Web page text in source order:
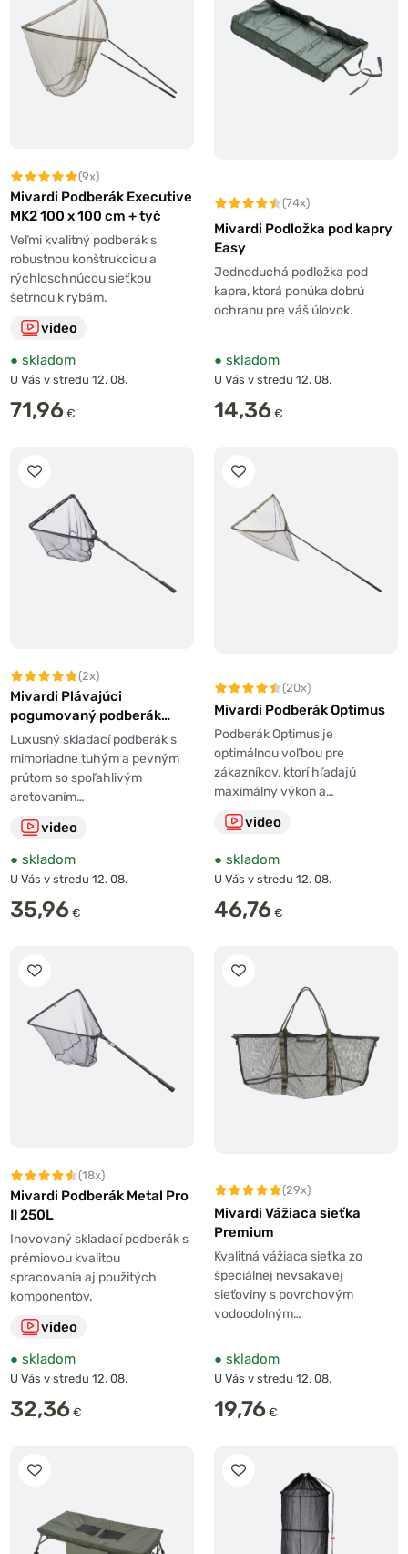
(9x)
Mivardi Podberák Executive
MK2 100 x 100 cm + tyč
Veľmi kvalitný podberák s
robustnou konštrukciou a
rýchloschnúcou sieťkou
šetrnou k rybám.
video
● skladom
U Vás v stredu 12. 08.
71,96 €
(74x)
Mivardi Podložka pod kapry
Easy
Jednoduchá podložka pod
kapra, ktorá ponúka dobrú
ochranu pre váš úlovok.
● skladom
U Vás v stredu 12. 08.
14,36 €
(2x)
Mivardi Plávajúci
pogumovaný podberák
Xtreme 225
Luxusný skladací podberák s
mimoriadne tuhým a pevným
prútom so spoľahlivým
aretovaním…
video
● skladom
U Vás v stredu 12. 08.
35,96 €
(20x)
Mivardi Podberák Optimus
Podberák Optimus je
optimálnou voľbou pre
zákazníkov, ktorí hľadajú
maximálny výkon a…
video
● skladom
U Vás v stredu 12. 08.
46,76 €
(18x)
Mivardi Podberák Metal Pro
II 250L
Inovovaný skladací podberák s
prémiovou kvalitou
spracovania aj použitých
komponentov.
video
● skladom
U Vás v stredu 12. 08.
32,36 €
(29x)
Mivardi Vážiaca sieťka
Premium
Kvalitná vážiaca sieťka zo
špeciálnej nevsakavej
sieťoviny s povrchovým
vodoodolným…
● skladom
U Vás v stredu 12. 08.
19,76 €